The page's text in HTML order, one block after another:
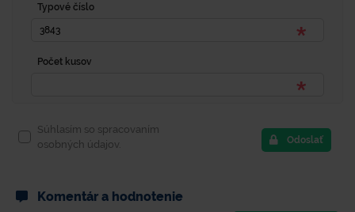
Typové číslo
Počet kusov
Súhlasím so spracovaním
osobných údajov.
Odoslať
Komentár a hodnotenie